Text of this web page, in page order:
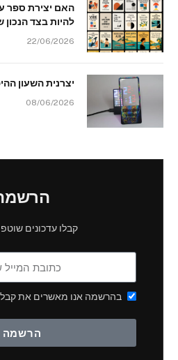
להיות בצד הנכון
22/06/2026
יצרנית השעון
08/06/2026
קבלו עדכונים
בהרשמה אנו מאשרים את
הרשמה